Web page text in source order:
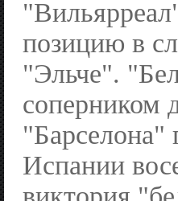
позицию в
"Эльче".
соперником
"Барселона"
Испании